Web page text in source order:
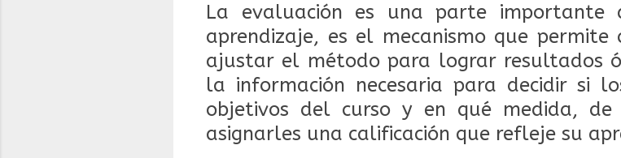
La evaluación es una parte importante
aprendizaje, es el mecanismo que permite
ajustar el método para lograr resultados
la información necesaria para decidir si
objetivos del curso y en qué medida,
asignarles una calificación que refleje su